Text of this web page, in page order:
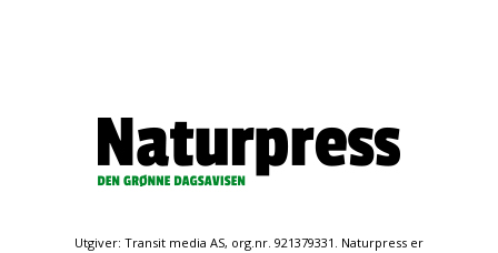
Utgiver: Transit media AS, org.nr. 921379331. Naturpress er